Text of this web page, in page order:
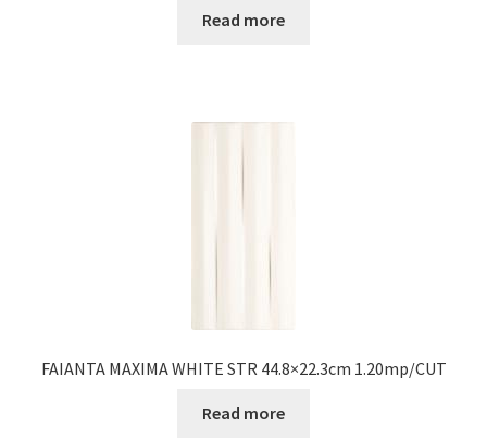
Read more
FAIANTA MAXIMA WHITE STR 44.8×22.3cm 1.20mp/CUT
Read more